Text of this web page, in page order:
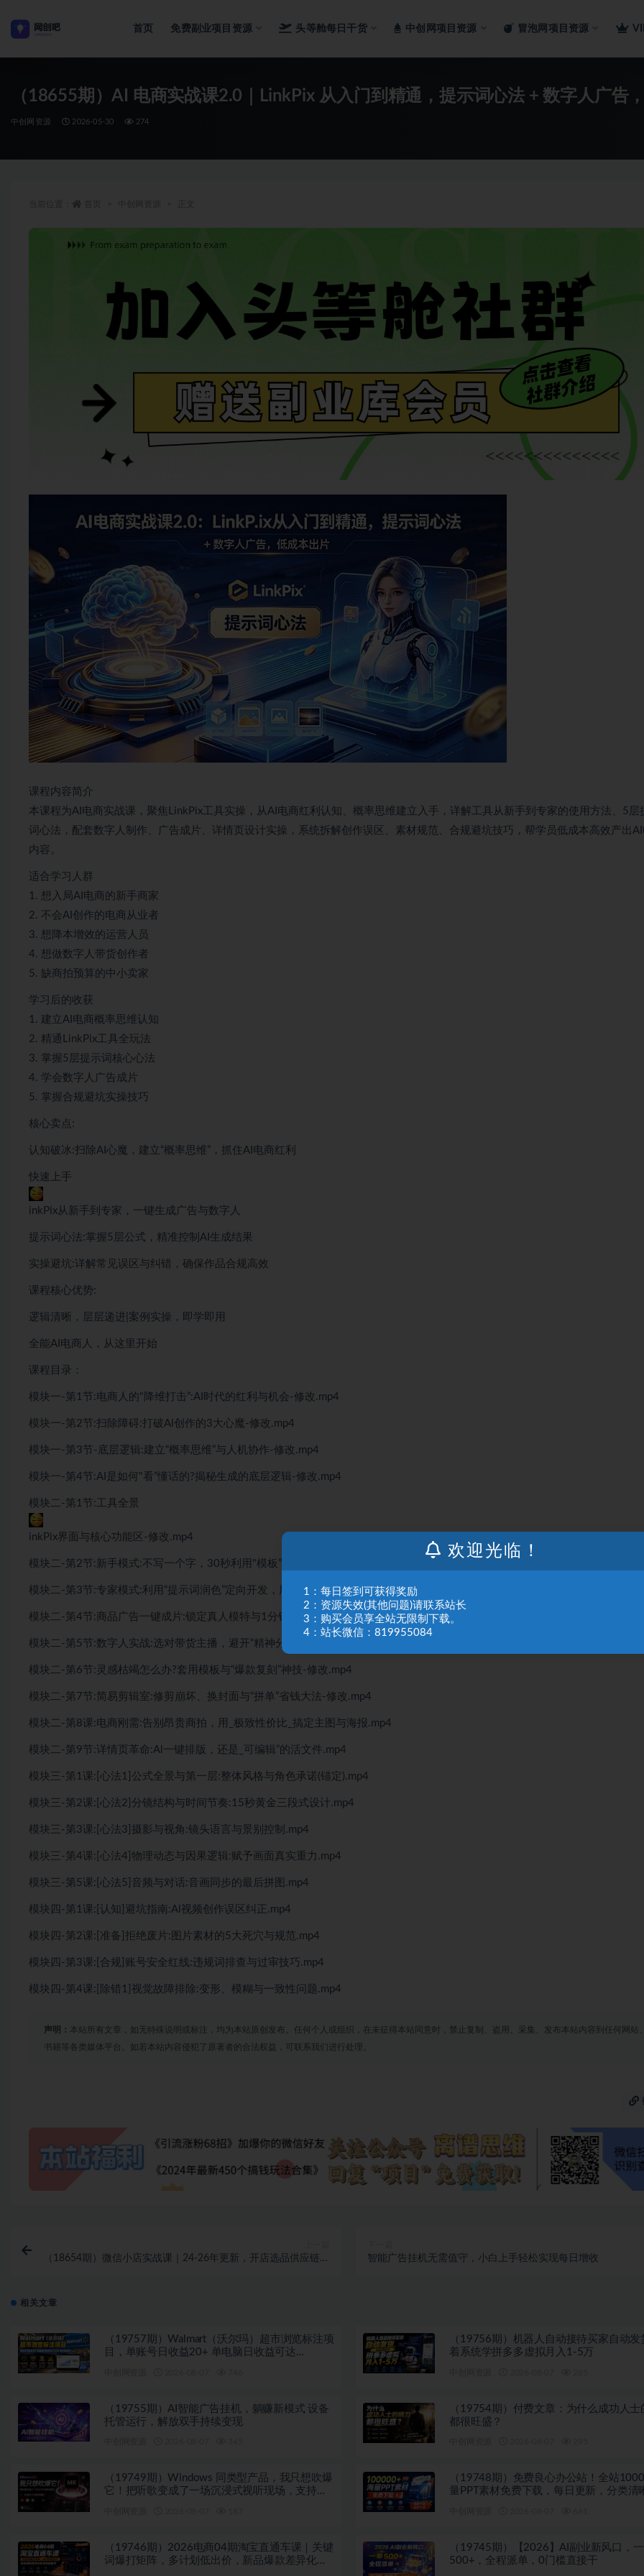
首页 免费副业项目资源 头等舱每日干货 中创网项目资源 冒泡网项目资源
（18655期）AI 电商实战课2.0｜LinkPix 从入门到精通，提示词心法 + 数字人广告
中创网资源 2026-05-30 274
课程内容简介
本课程为AI电商实战课，聚焦LinkPix工具实操，从AI电商红利认知、概率思维建立入手，详解工具从新手到专家的使用方法、5层
词心法，配套数字人制作、广告成片、详情页设计实操，系统拆解创作误区、素材规范、合规避坑技巧，帮学员低成本高效产出
内容。
适合学习人群
1. 想入局AI电商的新手商家
2. 不会AI创作的电商从业者
3. 想降本增效的运营人员
4. 想做数字人带货创作者
5. 缺商拍预算的中小卖家
学习后的收获
1. 建立AI电商概率思维认知
2. 精通LinkPix工具全玩法
3. 掌握5层提示词核心心法
4. 学会数字人广告成片
5. 掌握合规避坑实操技巧
核心卖点:
认知破冰:扫除AI心魔，建立“概率思维”，抓住AI电商红利
快速上手
inkPix从新手到专家，一键生成广告与数字人
提示词心法:掌握5层公式，精准控制AI生成结果
实操避坑:详解常见误区与纠错，确保作品合规高效
课程核心优势:
逻辑清晰，层层递进|案例实操，即学即用
全能AI电商人，从这里开始
课程目录：
模块一-第1节:电商人的"降维打击”:AI时代的红利与机会-修改.mp4
模块一-第2节:扫除障碍:打破Al创作的3大心魔-修改.mp4
模块一-第3节-底层逻辑:建立“概率思维”与人机协作-修改.mp4
模块一-第4节:AI是如何"看”懂话的?揭秘生成的底层逻辑-修改.mp4
模块二-第1节:工具全景
inkPix界面与核心功能区-修改.mp4
模块二-第2节:新手模式:不写一个字，30秒利用"模板”快速出片-修改.mp4
模块二-第3节:专家模式:利用“提示词润色”定向开发，用对话调教Al-修改.mp4
模块二-第4节:商品广告一键成片:锁定真人模特与1分钟长视频-修改.mp4
模块二-第5节:数字人实战:选对带货主播，避开“精神分裂”-修改.mp4
模块二-第6节:灵感枯竭怎么办?套用模板与“爆款复刻”神技-修改.mp4
模块二-第7节:简易剪辑室:修剪崩坏、换封面与“拼单”省钱大法-修改.mp4
模块二-第8课:电商刚需:告别昂贵商拍，用_极致性价比_搞定主图与海报.mp4
模块二-第9节:详情页革命:Al一键排版，还是_可编辑”的活文件.mp4
模块三-第1课:[心法1]公式全景与第一层:整体风格与角色承诺(锚定).mp4
模块三-第2课:[心法2]分镜结构与时间节奏:15秒黄金三段式设计.mp4
模块三-第3课:[心法3]摄影与视角:镜头语言与景别控制.mp4
模块三-第4课:[心法4]物理动态与因果逻辑:赋予画面真实重力.mp4
模块三-第5课:[心法5]音频与对话:音画同步的最后拼图.mp4
模块四-第1课:[认知]避坑指南:Al视频创作误区纠正.mp4
模块四-第2课:[准备]拒绝废片:图片素材的5大死穴与规范.mp4
模块四-第3课:[合规]账号安全红线:违规词排查与过审技巧.mp4
模块四-第4课:[除错1]视觉故障排除:变形、模糊与一致性问题.mp4
声明： 本站所有文章，如无特殊说明或标注，均为本站原创发布。任何个人或组织，在未征得本站同意时，禁止复制、盗用、采集、发布本站内容到任何网站
书籍等各类媒体平台。如若本站内容侵犯了原著者的合法权益，可联系我们进行处理。
（18654期）微信小店实战课｜24-26年更新，开店选品供应链推
智能广告挂机无需值守，小白上手轻松实现每日增收
相关文章
（19757期）Walmart（沃尔玛）超市浏览标注项
目，单账号日收益20+ 单电脑日收益可达
（19756期）机器人自动接待买家自动发
着系统学拼多多虚拟月入1-5万
（19755期）AI智能广告挂机，躺赚新模式 设备
托管运行，解放双手持续变现
（19754期）付费文章：为什么成功人士
都很旺盛？
（19749期）Windows 同类型产品，我只想吹爆
它！把听歌变成了一场沉浸式视听现场，支持多
（19748期）免费良心办公站！全站
量PPT素材免费下载，每日更新，分类清
（19746期）2026电商04期淘宝直通车课｜关键
词爆打矩阵，多计划低出价，新品爆款差异化投
（19745期）【2026】AI副业新风口，
500+，全程派单，0门槛直接干
欢迎光临！
1：每日签到可获得奖励
2：资源失效(其他问题)请联系站长
3：购买会员享全站无限制下载。
4：站长微信：819955084